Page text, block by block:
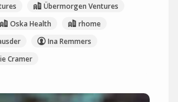
Übermorgen Ventures
Oska Health
rhome
Ina Remmers
Cramer